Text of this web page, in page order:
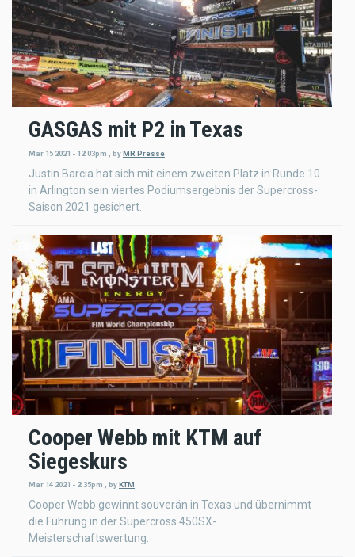
GASGAS mit P2 in Texas
Mar 15 2021 - 12:03pm byMR Presse
Justin Barcia hat sich mit einem zweiten Platz in Runde 10
in Arlington sein viertes Podiumsergebnis der Supercross-
Saison 2021 gesichert.
Cooper Webb mit KTM auf
Siegeskurs
Mar 14 2021 - 2:35pm byKTM
Cooper Webb gewinnt souverän in Texas und übernimmt
die Führung in der Supercross 450SX-
Meisterschaftswertung.